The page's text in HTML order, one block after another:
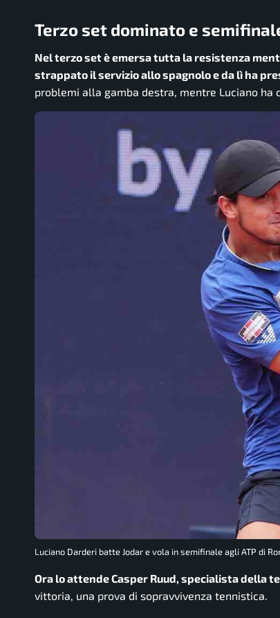
Terzo set dominato e
Nel terzo set è emersa tutta la resistenza
strappato il servizio allo spagnolo e da lì ha
problemi alla gamba destra, mentre Luciano
Luciano Darderi batte Jodar e vola in semifinale agli ATP di
Ora lo attende Casper Ruud, specialista della
vittoria, una prova di sopravvivenza tennistica.